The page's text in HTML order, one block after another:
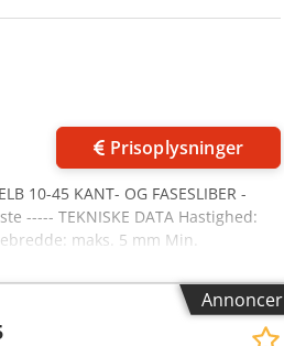
Prisoplysninger
10-45 KANT- OG FASESLIBER -
----- TEKNISKE DATA Hastighed:
maks. 5 mm Min.
45° 105 x 105 mm tykkelse 30
Installeret effekt: 31,5 kW Vægt: 4950
Dcedpfxoulac Hs Aguek højde:
Annoncer